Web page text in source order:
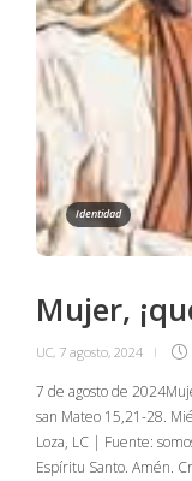
Identidad
Mujer,
UC, 7 agosto, 2024
7 de agosto de
san Mateo 15,21-28.
Loza, LC | Fuente:
Espíritu Santo. Amén.